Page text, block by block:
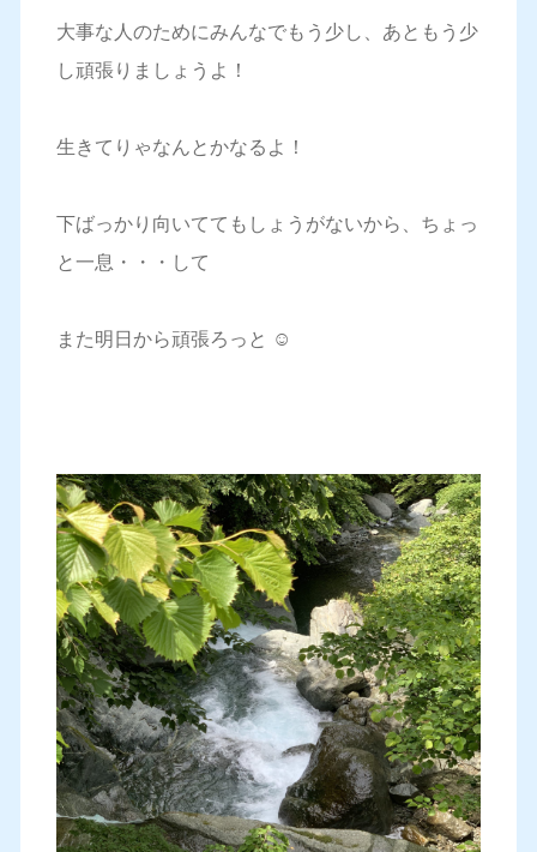
大事な人のためにみんなでもう少し、あともう少
し頑張りましょうよ！
生きてりゃなんとかなるよ！
下ばっかり向いててもしょうがないから、ちょっ
と一息・・・して
また明日から頑張ろっと ☺️